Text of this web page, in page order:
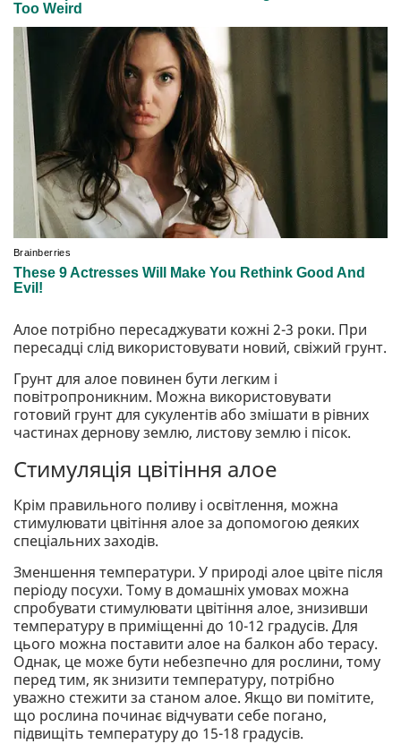
Алое потрібно пересаджувати кожні 2-3 роки. При
пересадці слід використовувати новий, свіжий грунт.
Грунт для алое повинен бути легким і
повітропроникним. Можна використовувати
готовий грунт для сукулентів або змішати в рівних
частинах дернову землю, листову землю і пісок.
Стимуляція цвітіння алое
Крім правильного поливу і освітлення, можна
стимулювати цвітіння алое за допомогою деяких
спеціальних заходів.
Зменшення температури. У природі алое цвіте після
періоду посухи. Тому в домашніх умовах можна
спробувати стимулювати цвітіння алое, знизивши
температуру в приміщенні до 10-12 градусів. Для
цього можна поставити алое на балкон або терасу.
Однак, це може бути небезпечно для рослини, тому
перед тим, як знизити температуру, потрібно
уважно стежити за станом алое. Якщо ви помітите,
що рослина починає відчувати себе погано,
підвищіть температуру до 15-18 градусів.